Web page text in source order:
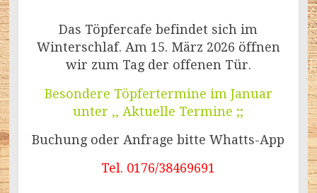
Das Töpfercafe befindet sich im
Winterschlaf. Am 15. März 2026 öffnen
wir zum Tag der offenen Tür.
Besondere Töpfertermine im Januar
unter ,, Aktuelle Termine ;;
Buchung oder Anfrage bitte Whatts-App
Tel. 0176/38469691